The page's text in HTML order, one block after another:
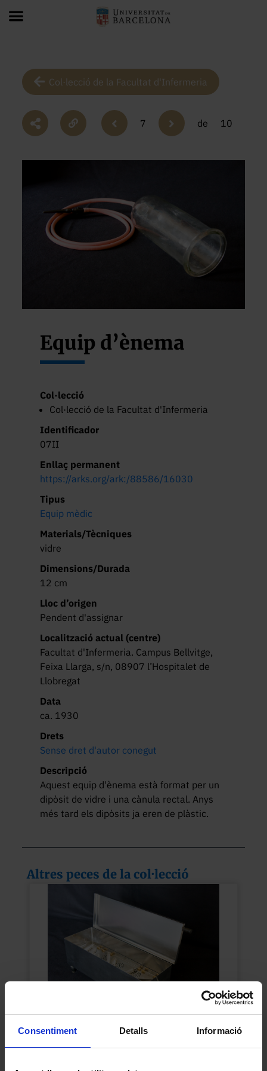
Consentiment Detalls Informació
Col·lecció de la Facultat d'Infermeria
7 de 10
Equip d’ènema
Col·lecció
Col·lecció de la Facultat d'Infermeria
Identificador
07II
Enllaç permanent
https://arks.org/ark:/88586/16030
Tipus
Equip mèdic
Materials/Tècniques
vidre
Dimensions/Durada
12 cm
Lloc d’origen
Pendent d'assignar
Localització actual (centre)
Facultat d'Infermeria. Campus Bellvitge,
Feixa Llarga, s/n, 08907 l’Hospitalet de
Llobregat
Data
ca. 1930
Drets
Sense dret d'autor conegut
Descripció
Aquest equip d'ènema està format per un
dipòsit de vidre i una cànula rectal. Anys
més tard els dipòsits ja eren de plàstic.
Altres peces de la col·lecció
Bullidor